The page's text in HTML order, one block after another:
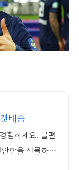
배송
험하세요. 불편
함을 선물하세